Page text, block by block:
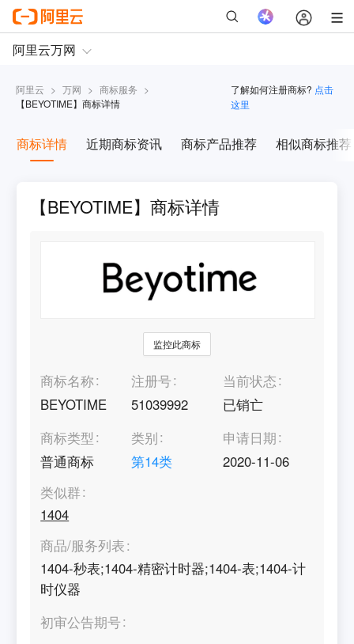
阿里云 > 万网 > 商标服务 >
【BEYOTIME】商标详情
了解如何注册商标? 点击
这里
商标详情 近期商标资讯 商标产品推荐 相似商标推荐
【BEYOTIME】商标详情
监控此商标
商标名称
BEYOTIME
注册号
51039992
当前状态
已销亡
商标类型
普通商标
类别
第14类
申请日期
2020-11-06
类似群
1404
商品/服务列表
1404-秒表;1404-精密计时器;1404-表;1404-计
时仪器
初审公告期号